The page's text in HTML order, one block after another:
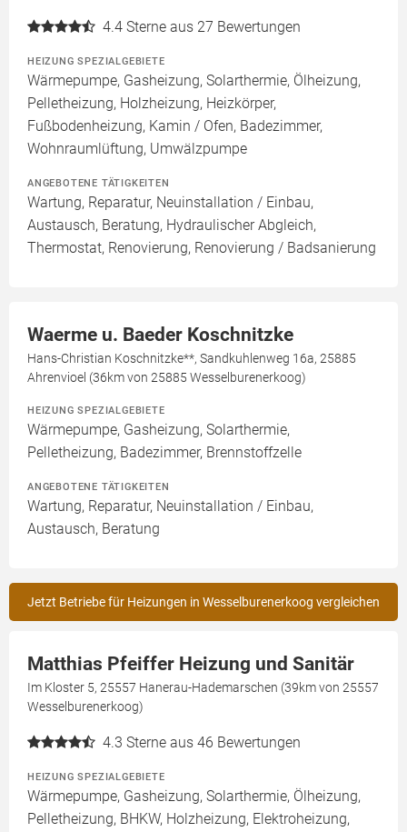
4.4 Sterne aus 27 Bewertungen
HEIZUNG SPEZIALGEBIETE
Wärmepumpe, Gasheizung, Solarthermie, Ölheizung,
Pelletheizung, Holzheizung, Heizkörper,
Fußbodenheizung, Kamin / Ofen, Badezimmer,
Wohnraumlüftung, Umwälzpumpe
ANGEBOTENE TÄTIGKEITEN
Wartung, Reparatur, Neuinstallation / Einbau,
Austausch, Beratung, Hydraulischer Abgleich,
Thermostat, Renovierung, Renovierung / Badsanierung
Waerme u. Baeder Koschnitzke
Hans-Christian Koschnitzke**, Sandkuhlenweg 16a, 25885
Ahrenvioel (36km von 25885 Wesselburenerkoog)
HEIZUNG SPEZIALGEBIETE
Wärmepumpe, Gasheizung, Solarthermie,
Pelletheizung, Badezimmer, Brennstoffzelle
ANGEBOTENE TÄTIGKEITEN
Wartung, Reparatur, Neuinstallation / Einbau,
Austausch, Beratung
Jetzt Betriebe für Heizungen in Wesselburenerkoog vergleichen
Matthias Pfeiffer Heizung und Sanitär
Im Kloster 5, 25557 Hanerau-Hademarschen (39km von 25557
Wesselburenerkoog)
4.3 Sterne aus 46 Bewertungen
HEIZUNG SPEZIALGEBIETE
Wärmepumpe, Gasheizung, Solarthermie, Ölheizung,
Pelletheizung, BHKW, Holzheizung, Elektroheizung,